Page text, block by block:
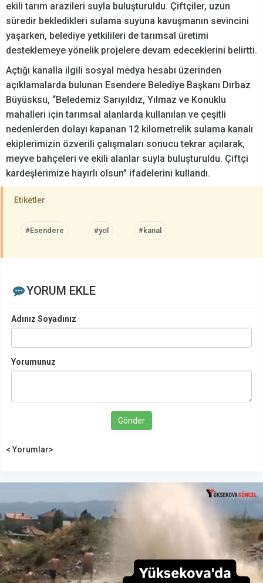
ekili tarım arazileri suyla buluşturuldu. Çiftçiler, uzun
süredir bekledikleri sulama suyuna kavuşmanın sevincini
yaşarken, belediye yetkilileri de tarımsal üretimi
desteklemeye yönelik projelere devam edeceklerini belirtti.
Açtığı kanalla ilgili sosyal medya hesabı üzerinden
açıklamalarda bulunan Esendere Belediye Başkanı Dırbaz
Büyüsksu, “Beledemiz Sarıyıldız, Yılmaz ve Konuklu
mahalleri için tarımsal alanlarda kullanılan ve çeşitli
nedenlerden dolayı kapanan 12 kilometrelik sulama kanalı
ekiplerimizin özverili çalışmaları sonucu tekrar açılarak,
meyve bahçeleri ve ekili alanlar suyla buluşturuldu. Çiftçi
kardeşlerimize hayırlı olsun” ifadelerini kullandı.
Etiketler
#Esendere #yol #kanal
YORUM EKLE
Adınız Soyadınız
Yorumunuz
Gönder
< Yorumlar>